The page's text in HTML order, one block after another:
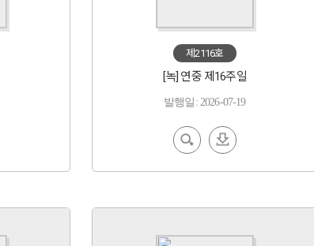
제2116호
[녹] 연중 제16주일
발행일: 2026-07-19
EBoo
k 보기
다운
로드